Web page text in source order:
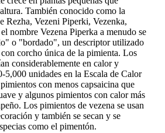
También conocido como la
Rezha, Vezeni Piperki, Vezenka,
nombre Vezena Piperka a menudo se
o "bordado", un descriptor utilizado
corcho única de la pimienta. Los
considerablemente en calor y
5,000 unidades en la Escala de Calor
con menos capsaicina que
y algunos pimientos con calor más
Los pimientos de vezena se usan
y también se secan y se
como el pimentón.